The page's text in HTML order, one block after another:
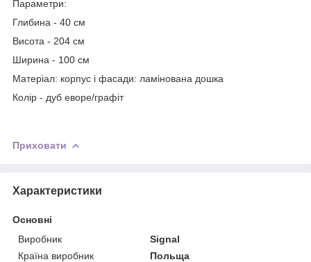
Параметри:
Глибина - 40 см
Висота - 204 см
Ширина - 100 см
Матеріал: корпус і фасади: ламінована дошка
Колір - дуб еворе/графіт
Приховати
Характеристики
Основні
Виробник
Signal
Країна виробник
Польща